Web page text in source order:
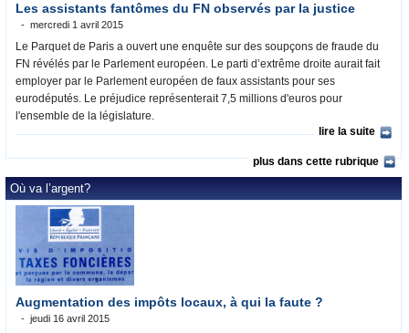
Les assistants fantômes du FN observés par la justice
mercredi 1 avril 2015
Le Parquet de Paris a ouvert une enquête sur des soupçons de fraude du
FN révélés par le Parlement européen. Le parti d’extrême droite aurait fait
employer par le Parlement européen de faux assistants pour ses
eurodéputés. Le préjudice représenterait 7,5 millions d'euros pour
l'ensemble de la législature.
lire la suite
plus dans cette rubrique
Où va l’argent?
Augmentation des impôts locaux, à qui la faute ?
jeudi 16 avril 2015